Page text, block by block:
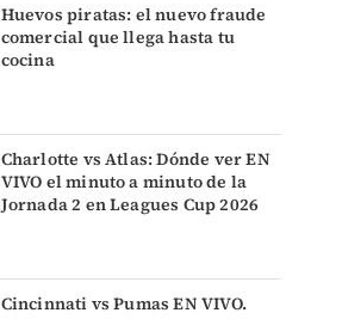
Huevos piratas: el nuevo fraude
comercial que llega hasta tu
cocina
Charlotte vs Atlas: Dónde ver EN
VIVO el minuto a minuto de la
Jornada 2 en Leagues Cup 2026
Cincinnati vs Pumas EN VIVO.